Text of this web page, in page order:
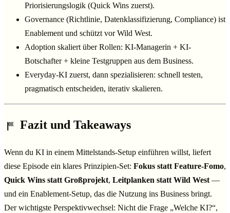
Priorisierungslogik (Quick Wins zuerst).
Governance (Richtlinie, Datenklassifizierung, Compliance) ist
Enablement und schützt vor Wild West.
Adoption skaliert über Rollen: KI-Managerin + KI-
Botschafter + kleine Testgruppen aus dem Business.
Everyday-KI zuerst, dann spezialisieren: schnell testen,
pragmatisch entscheiden, iterativ skalieren.
Fazit und Takeaways
Wenn du KI in einem Mittelstands-Setup einführen willst, liefert
diese Episode ein klares Prinzipien-Set: Fokus statt Feature-Fomo,
Quick Wins statt Großprojekt, Leitplanken statt Wild West —
und ein Enablement-Setup, das die Nutzung ins Business bringt.
Der wichtigste Perspektivwechsel: Nicht die Frage „Welche KI?“,